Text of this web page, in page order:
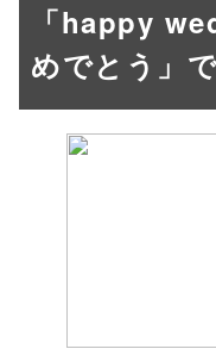
「happy
めでとう」